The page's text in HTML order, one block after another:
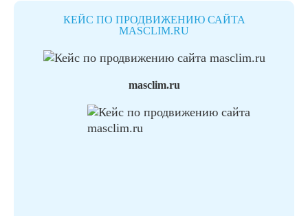
КЕЙС ПО ПРОДВИЖЕНИЮ САЙТА
MASCLIM.RU
masclim.ru